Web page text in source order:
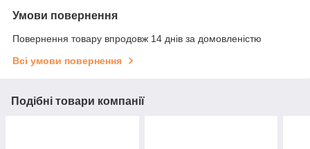
Умови повернення
Повернення товару впродовж 14 днів за домовленістю
Всі умови повернення
Подібні товари компанії